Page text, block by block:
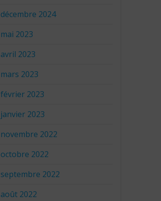
décembre 2024
mai 2023
avril 2023
mars 2023
février 2023
janvier 2023
novembre 2022
octobre 2022
septembre 2022
août 2022